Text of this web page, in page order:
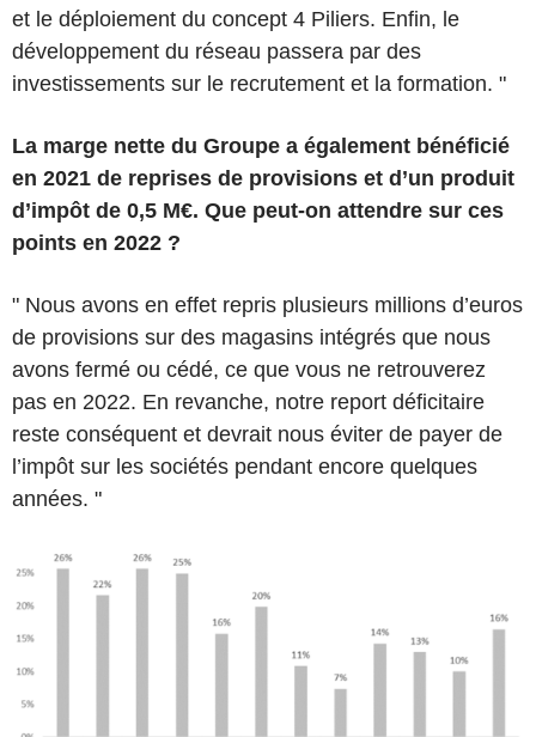
et le déploiement du concept 4 Piliers. Enfin, le
développement du réseau passera par des
investissements sur le recrutement et la formation. "
La marge nette du Groupe a également bénéficié
en 2021 de reprises de provisions et d’un produit
d’impôt de 0,5 M€. Que peut-on attendre sur ces
points en 2022 ?
" Nous avons en effet repris plusieurs millions d’euros
de provisions sur des magasins intégrés que nous
avons fermé ou cédé, ce que vous ne retrouverez
pas en 2022. En revanche, notre report déficitaire
reste conséquent et devrait nous éviter de payer de
l’impôt sur les sociétés pendant encore quelques
années. "